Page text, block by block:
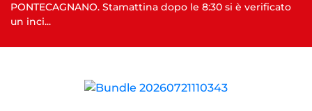
PONTECAGNANO. Stamattina dopo le 8:30 si è verificato
un inci...